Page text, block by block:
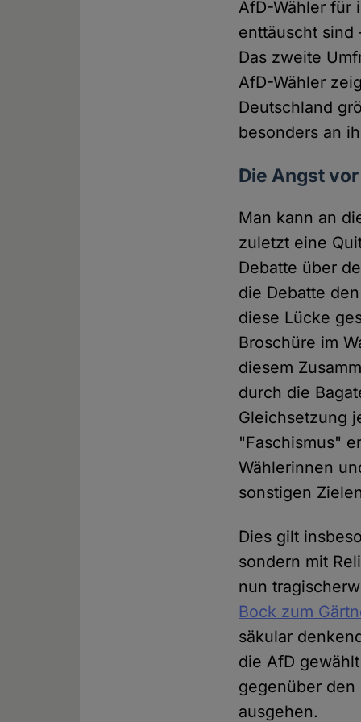
AfD-Wähler für
enttäuscht sind
Das zweite
AfD-Wähler
Deutschland
besonders an
Die Angst
Man kann an
zuletzt eine
Debatte über
die Debatte
diese Lücke
Broschüre im
diesem
durch die
Gleichsetzung
"Faschismus"
Wählerinnen
sonstigen
Dies gilt
sondern mit
nun
Bock zum
säkular
die AfD
gegenüber den
ausgehen.